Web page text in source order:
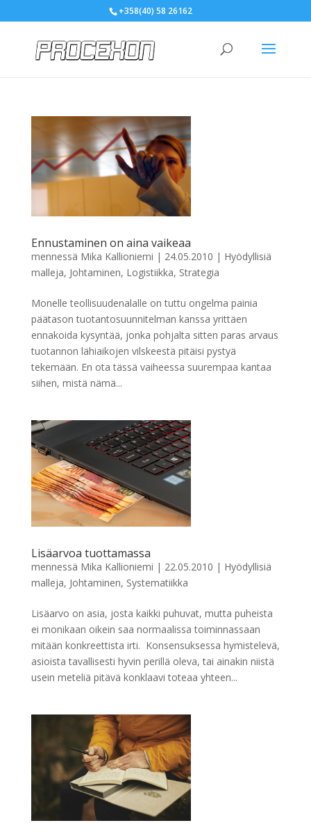
+358(40) 58 26162
Ennustaminen on aina vaikeaa
mennessä Mika Kallioniemi | 24.05.2010 | Hyödyllisiä
malleja, Johtaminen, Logistiikka, Strategia
Monelle teollisuudenalalle on tuttu ongelma painia
päätason tuotantosuunnitelman kanssa yrittäen
ennakoida kysyntää, jonka pohjalta sitten paras arvaus
tuotannon lähiaikojen vilskeestä pitäisi pystyä
tekemään. En ota tässä vaiheessa suurempaa kantaa
siihen, mistä nämä...
Lisäarvoa tuottamassa
mennessä Mika Kallioniemi | 22.05.2010 | Hyödyllisiä
malleja, Johtaminen, Systematiikka
Lisäarvo on asia, josta kaikki puhuvat, mutta puheista
ei monikaan oikein saa normaalissa toiminnassaan
mitään konkreettista irti. Konsensuksessa hymistelevä,
asioista tavallisesti hyvin perillä oleva, tai ainakin niistä
usein meteliä pitävä konklaavi toteaa yhteen...